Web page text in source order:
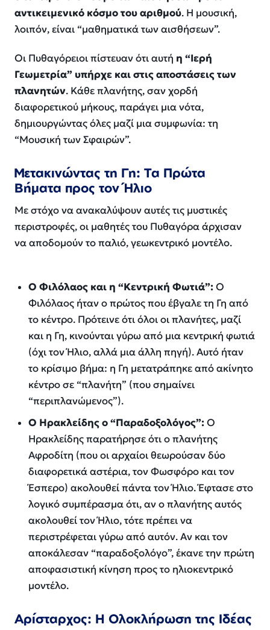
αντικειμενικό κόσμο του αριθμού. Η μουσική,
λοιπόν, είναι “μαθηματικά των αισθήσεων”.
Οι Πυθαγόρειοι πίστευαν ότι αυτή η “Ιερή
Γεωμετρία” υπήρχε και στις αποστάσεις των
πλανητών. Κάθε πλανήτης, σαν χορδή
διαφορετικού μήκους, παράγει μια νότα,
δημιουργώντας όλες μαζί μια συμφωνία: τη
“Μουσική των Σφαιρών”.
Μετακινώντας τη Γη: Τα Πρώτα
Βήματα προς τον Ήλιο
Με στόχο να ανακαλύψουν αυτές τις μυστικές
περιστροφές, οι μαθητές του Πυθαγόρα άρχισαν
να αποδομούν το παλιό, γεωκεντρικό μοντέλο.
Ο Φιλόλαος και η “Κεντρική Φωτιά”:Ο
Φιλόλαος ήταν ο πρώτος που έβγαλε τη Γη από
το κέντρο. Πρότεινε ότι όλοι οι πλανήτες, μαζί
και η Γη, κινούνται γύρω από μια κεντρική φωτιά
(όχι τον Ήλιο, αλλά μια άλλη πηγή). Αυτό ήταν
το κρίσιμο βήμα: η Γη μετατράπηκε από ακίνητο
κέντρο σε “πλανήτη” (που σημαίνει
“περιπλανώμενος”).
Ο Ηρακλείδης ο “Παραδοξολόγος”:Ο
Ηρακλείδης παρατήρησε ότι ο πλανήτης
Αφροδίτη (που οι αρχαίοι θεωρούσαν δύο
διαφορετικά αστέρια, τον Φωσφόρο και τον
Έσπερο) ακολουθεί πάντα τον Ήλιο. Έφτασε στο
λογικό συμπέρασμα ότι, αν ο πλανήτης αυτός
ακολουθεί τον Ήλιο, τότε πρέπει να
περιστρέφεται γύρω από αυτόν. Αν και τον
αποκάλεσαν “παραδοξολόγο”, έκανε την πρώτη
αποφασιστική κίνηση προς το ηλιοκεντρικό
μοντέλο.
Αρίσταρχος: Η Ολοκλήρωση της Ιδέας